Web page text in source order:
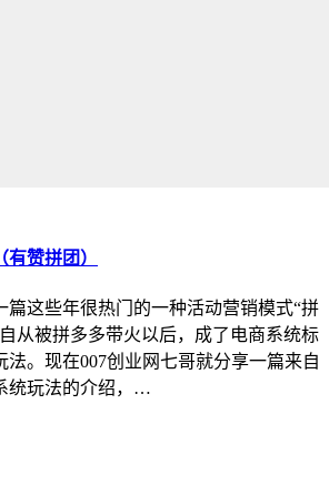
赞拼团）
篇这些年很热门的一种活动营销模式“拼
从被拼多多带火以后，成了电商系统标
法。现在007创业网七哥就分享一篇来自
统玩法的介绍，…